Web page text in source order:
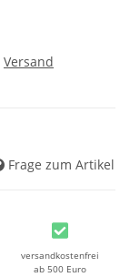
Versand
Frage zum Artikel
versandkostenfrei
ab 500 Euro